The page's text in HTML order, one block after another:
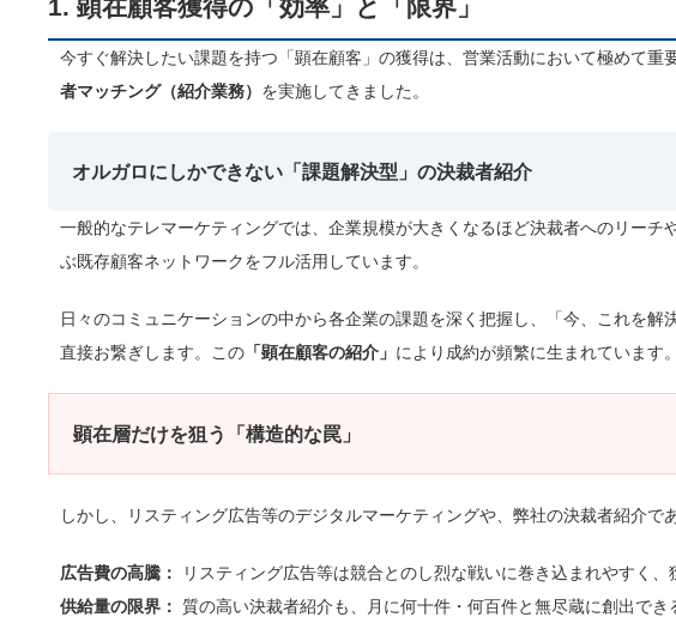
1. 顕在顧客獲得の「効率」と「限界」
今すぐ解決したい課題を持つ「顕在顧客」の獲得は、営業活動において極めて
者マッチング（紹介業務） を実施してきました。
オルガロにしかできない「課題解決型」の決裁者紹介
一般的なテレマーケティングでは、企業規模が大きくなるほど決裁者へのリー
ぶ既存顧客ネットワークをフル活用しています。
日々のコミュニケーションの中から各企業の課題を深く把握し、「今、これを
直接お繋ぎします。この 「顕在顧客の紹介」 により成約が頻繁に生まれています。
顕在層だけを狙う「構造的な罠」
しかし、リスティング広告等のデジタルマーケティングや、弊社の決裁者紹介で
広告費の高騰：
リスティング広告等は競合とのし烈な戦いに巻き込まれやすく、
供給量の限界： 質の高い決裁者紹介も、月に何十件・何百件と無尽蔵に創出でき